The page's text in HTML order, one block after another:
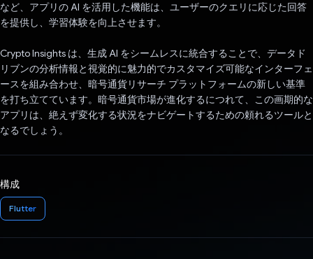
など、アプリの AI を活用した機能は、ユーザーのクエリに応じた回答
を提供し、学習体験を向上させます。
Crypto Insights は、生成 AI をシームレスに統合することで、データド
リブンの分析情報と視覚的に魅力的でカスタマイズ可能なインターフェ
ースを組み合わせ、暗号通貨リサーチ プラットフォームの新しい基準
を打ち立てています。暗号通貨市場が進化するにつれて、この画期的な
アプリは、絶えず変化する状況をナビゲートするための頼れるツールと
なるでしょう。
構成
Flutter